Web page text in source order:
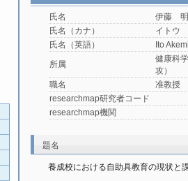
氏名
伊藤
氏名（カナ）
イトウ
氏名（英語）
Ito
所属
健康科
攻）
職名
准教授
researchmap研究者コード
researchmap機関
題名
養成校における自助具教育の現状と